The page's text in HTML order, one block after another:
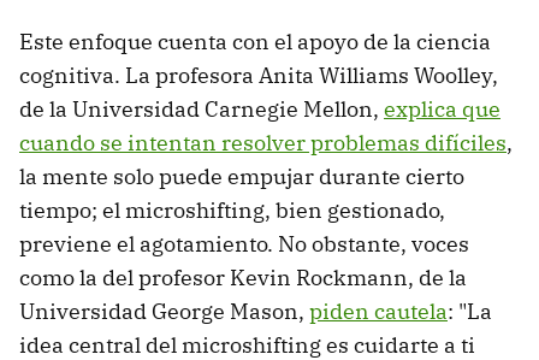
Este enfoque cuenta con el apoyo de la ciencia
cognitiva. La profesora Anita Williams Woolley,
de la Universidad Carnegie Mellon, explica que
cuando se intentan resolver problemas difíciles,
la mente solo puede empujar durante cierto
tiempo; el microshifting, bien gestionado,
previene el agotamiento. No obstante, voces
como la del profesor Kevin Rockmann, de la
Universidad George Mason, piden cautela: "La
idea central del microshifting es cuidarte a ti